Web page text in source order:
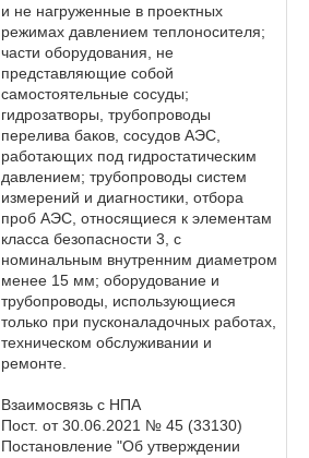
и не нагруженные в проектных
режимах давлением теплоносителя;
части оборудования, не
представляющие собой
самостоятельные сосуды;
гидрозатворы, трубопроводы
перелива баков, сосудов АЭС,
работающих под гидростатическим
давлением; трубопроводы систем
измерений и диагностики, отбора
проб АЭС, относящиеся к элементам
класса безопасности 3, с
номинальным внутренним диаметром
менее 15 мм; оборудование и
трубопроводы, использующиеся
только при пусконаладочных работах,
техническом обслуживании и
ремонте.
Взаимосвязь с НПА
Пост. от 30.06.2021 № 45 (33130)
Постановление "Об утверждении